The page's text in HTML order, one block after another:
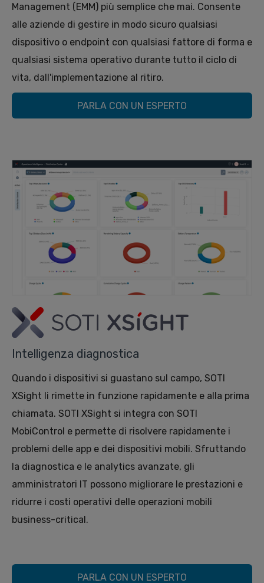
Management (EMM) più semplice che mai. Consente
alle aziende di gestire in modo sicuro qualsiasi
dispositivo o endpoint con qualsiasi fattore di forma e
qualsiasi sistema operativo durante tutto il ciclo di
vita, dall'implementazione al ritiro.
PARLA CON UN ESPERTO
Intelligenza diagnostica
Quando i dispositivi si guastano sul campo, SOTI
XSight li rimette in funzione rapidamente e alla prima
chiamata. SOTI XSight si integra con SOTI
MobiControl e permette di risolvere rapidamente i
problemi delle app e dei dispositivi mobili. Sfruttando
la diagnostica e le analytics avanzate, gli
amministratori IT possono migliorare le prestazioni e
ridurre i costi operativi delle operazioni mobili
business-critical.
PARLA CON UN ESPERTO